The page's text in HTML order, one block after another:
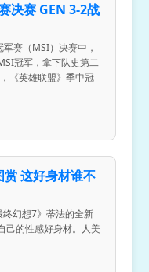
决赛 GEN 3-2战
赛（MSI）决赛中，
冠军，拿下队史第二
《英雄联盟》季中冠
赏 这好身材谁不
幻想7》蒂法的全新
己的性感好身材。人美